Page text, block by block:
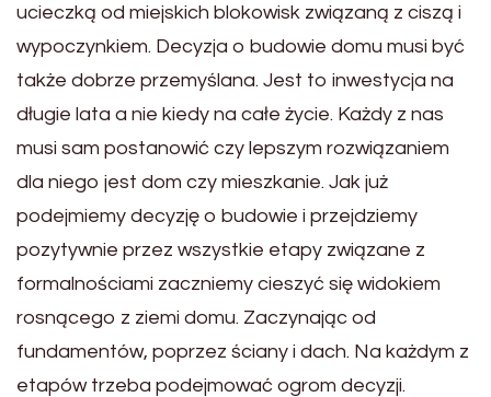
ucieczką od miejskich blokowisk związaną z ciszą i
wypoczynkiem. Decyzja o budowie domu musi być
także dobrze przemyślana. Jest to inwestycja na
długie lata a nie kiedy na całe życie. Każdy z nas
musi sam postanowić czy lepszym rozwiązaniem
dla niego jest dom czy mieszkanie. Jak już
podejmiemy decyzję o budowie i przejdziemy
pozytywnie przez wszystkie etapy związane z
formalnościami zaczniemy cieszyć się widokiem
rosnącego z ziemi domu. Zaczynając od
fundamentów, poprzez ściany i dach. Na każdym z
etapów trzeba podejmować ogrom decyzji.